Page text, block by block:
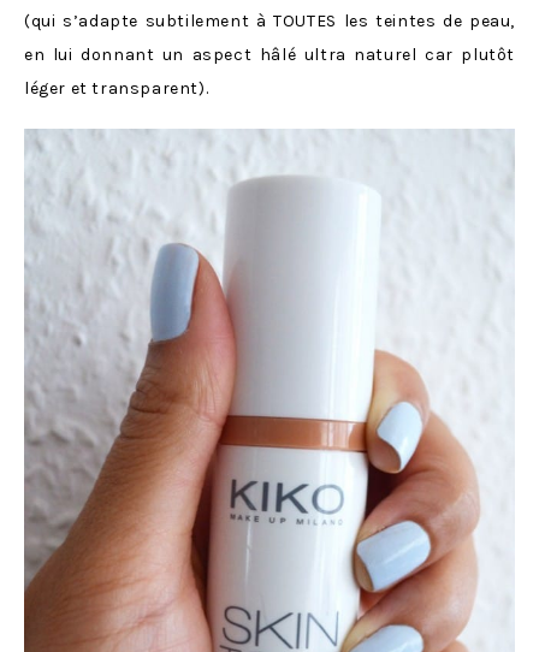
(qui s’adapte subtilement à TOUTES les teintes de peau,
en lui donnant un aspect hâlé ultra naturel car plutôt
léger et transparent).